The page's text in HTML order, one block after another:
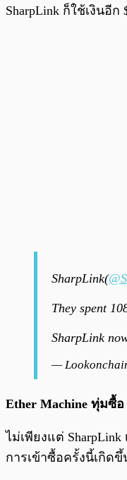
SharpLink ก็ใช้เงินอีก
SharpLink(
They spent
SharpLink
—
Ether Machine ทุ่มซื้
ไม่เพียงแต่
การเข้าซื้อครั้งนี้เกิดขึ้